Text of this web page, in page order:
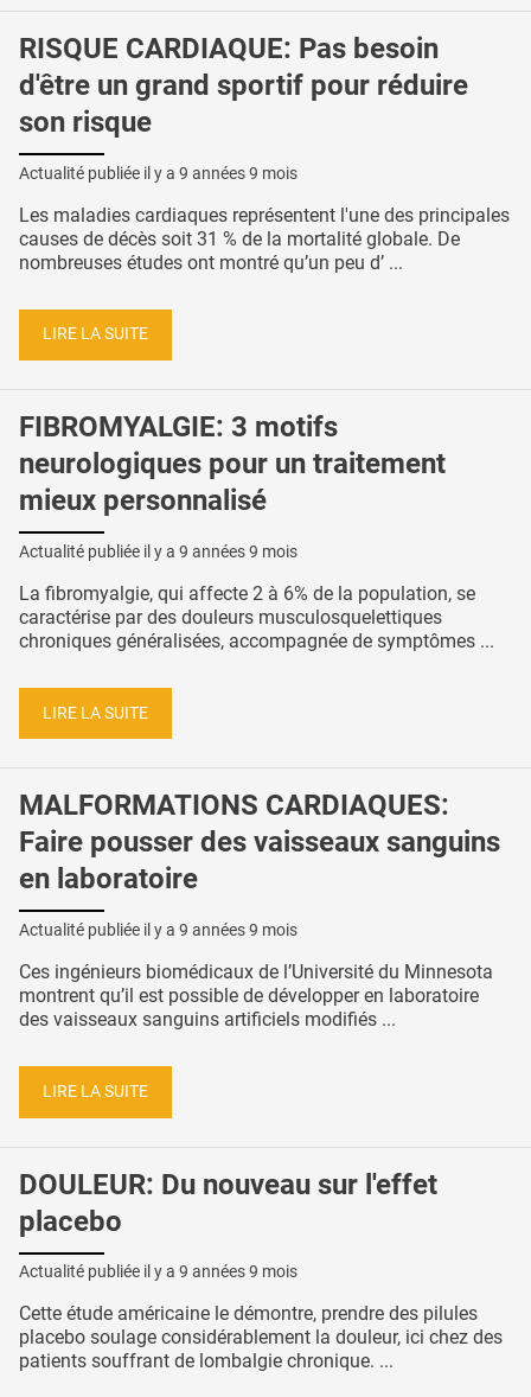
RISQUE CARDIAQUE: Pas besoin
d'être un grand sportif pour réduire
son risque
Actualité publiée il y a 9 années 9 mois
Les maladies cardiaques représentent l'une des principales
causes de décès soit 31 % de la mortalité globale. De
nombreuses études ont montré qu’un peu d’ ...
LIRE LA SUITE
FIBROMYALGIE: 3 motifs
neurologiques pour un traitement
mieux personnalisé
Actualité publiée il y a 9 années 9 mois
La fibromyalgie, qui affecte 2 à 6% de la population, se
caractérise par des douleurs musculosquelettiques
chroniques généralisées, accompagnée de symptômes ...
LIRE LA SUITE
MALFORMATIONS CARDIAQUES:
Faire pousser des vaisseaux sanguins
en laboratoire
Actualité publiée il y a 9 années 9 mois
Ces ingénieurs biomédicaux de l’Université du Minnesota
montrent qu’il est possible de développer en laboratoire
des vaisseaux sanguins artificiels modifiés ...
LIRE LA SUITE
DOULEUR: Du nouveau sur l'effet
placebo
Actualité publiée il y a 9 années 9 mois
Cette étude américaine le démontre, prendre des pilules
placebo soulage considérablement la douleur, ici chez des
patients souffrant de lombalgie chronique. ...